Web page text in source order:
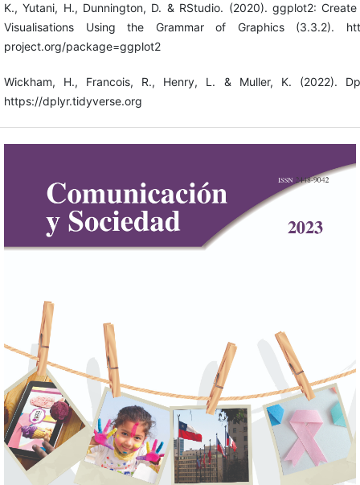
K., Yutani, H., Dunnington, D. & RStudio. (2020). ggplot2:
Visualisations Using the Grammar of Graphics (3.3.2).
project.org/package=ggplot2
Wickham, H., Francois, R., Henry, L. & Muller, K. (2022).
https://dplyr.tidyverse.org